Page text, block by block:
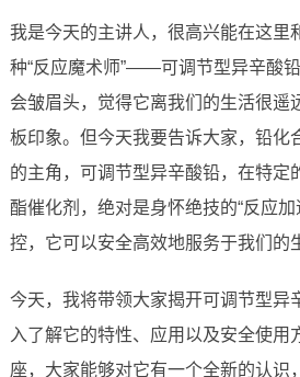
我是今天的主讲人，很高兴能在这里
种“反应魔术师”——可调节型异辛酸
会皱眉头，觉得它离我们的生活很遥
板印象。但今天我要告诉大家，铅化
的主角，可调节型异辛酸铅，在特定
酯催化剂，绝对是身怀绝技的“反应
控，它可以安全高效地服务于我们的
今天，我将带领大家揭开可调节型异
入了解它的特性、应用以及安全使用
座，大家能够对它有一个全新的认识